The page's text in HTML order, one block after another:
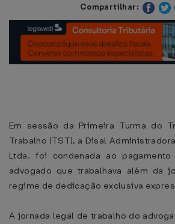
Compartilhar:
Em sessão da Primeira Turma do
Trabalho (TST), a Disal
Ltda. foi condenada ao
advogado que trabalhava além da
regime de dedicação exclusiva
A jornada legal de trabalho do